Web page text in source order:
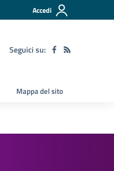
Accedi
Seguici su:
Mappa del sito